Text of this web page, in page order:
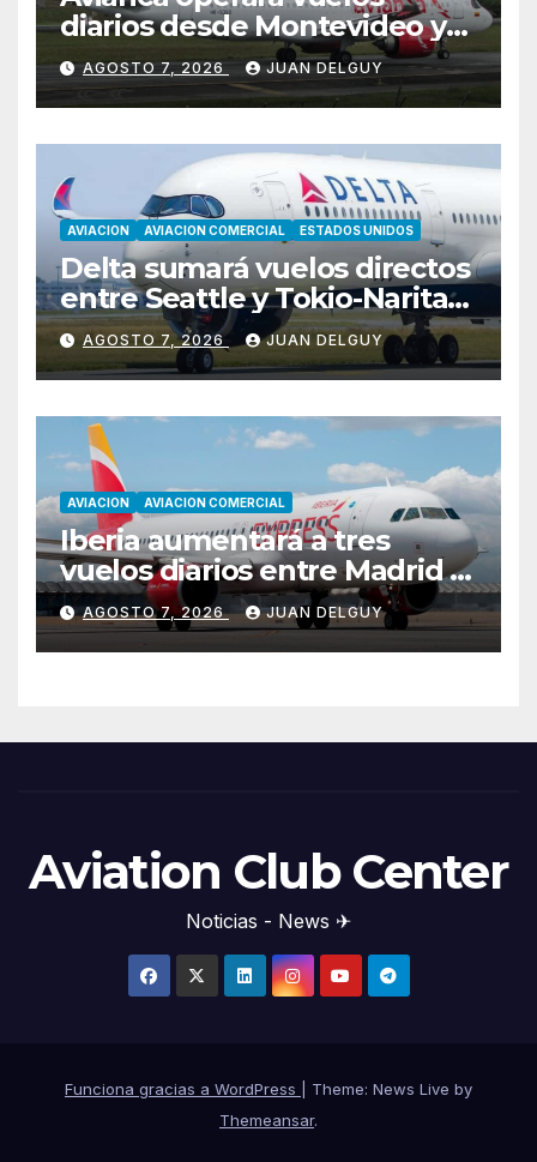
diarios desde Montevideo y
Asunción hacia Bogotá
AGOSTO 7, 2026 JUAN DELGUY
AVIACION AVIACION COMERCIAL ESTADOS UNIDOS
Delta sumará vuelos directos
entre Seattle y Tokio-Narita
desde marzo de 2027
AGOSTO 7, 2026 JUAN DELGUY
AVIACION AVIACION COMERCIAL
Iberia aumentará a tres
vuelos diarios entre Madrid y
Menorca durante el invierno
AGOSTO 7, 2026 JUAN DELGUY
Aviation Club Center
Noticias - News ✈
Funciona gracias a WordPress
Theme: News Live by
Themeansar.